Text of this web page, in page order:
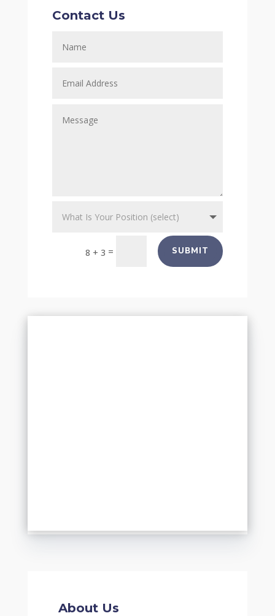
Contact Us
8 + 3 = SUBMIT
About Us